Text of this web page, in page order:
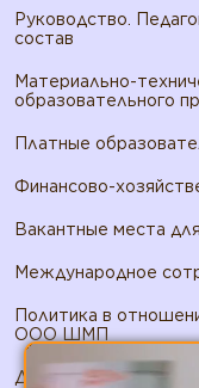
Руководство.
состав
Материально-
образовательного
Платные
Финансово-
Вакантные места
Международное
Политика в
ООО ШМП
Договор